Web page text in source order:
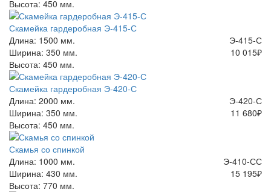
Высота: 450 мм.
Скамейка гардеробная Э-415-С
Э-415-С
10 015₽
Длина: 1500 мм.
Ширина: 350 мм.
Высота: 450 мм.
Скамейка гардеробная Э-420-С
Э-420-С
11 680₽
Длина: 2000 мм.
Ширина: 350 мм.
Высота: 450 мм.
Скамья со спинкой
Э-410-СС
15 195₽
Длина: 1000 мм.
Ширина: 430 мм.
Высота: 770 мм.